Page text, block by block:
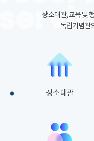
장소대관, 교육 및
독립기념관
장소 대관